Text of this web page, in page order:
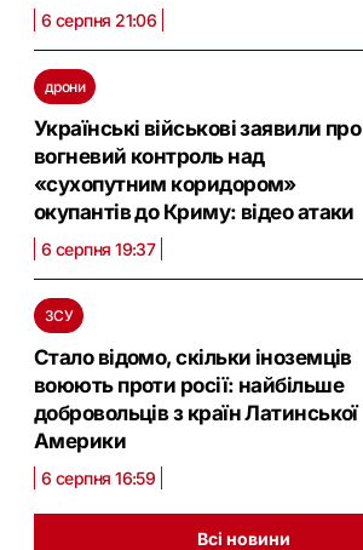
6 серпня 21:06
дрони
Українські військові заявили про
вогневий контроль над
«сухопутним коридором»
окупантів до Криму: відео атаки
6 серпня 19:37
ЗСУ
Стало відомо, скільки іноземців
воюють проти росії: найбільше
добровольців з країн Латинської
Америки
6 серпня 16:59
Всі новини